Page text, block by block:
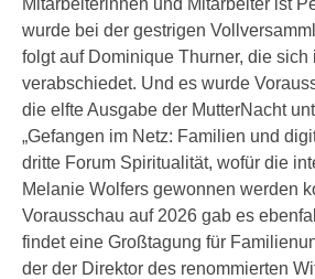
Mitarbeiterinnen und Mitarbeiter ist
wurde bei der gestrigen
folgt auf Dominique Thurner, die sich
verabschiedet. Und es wurde
die elfte Ausgabe der MutterNacht
„Gefangen im Netz: Familien und
dritte Forum Spiritualität, wofür die
Melanie Wolfers gewonnen werden
Vorausschau auf 2026 gab es
findet eine Großtagung für
der der Direktor des renommierten